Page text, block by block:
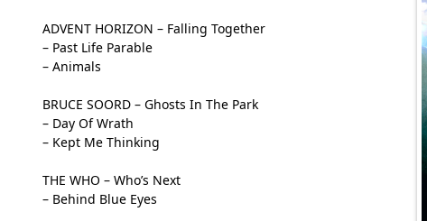
ADVENT HORIZON – Falling Together
– Past Life Parable
– Animals
BRUCE SOORD – Ghosts In The Park
– Day Of Wrath
– Kept Me Thinking
THE WHO – Who’s Next
– Behind Blue Eyes